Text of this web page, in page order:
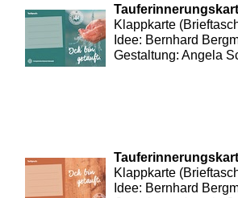
Klappkarte
Idee: Bernhard
Gestaltung: Angela
Klappkarte
Idee: Bernhard